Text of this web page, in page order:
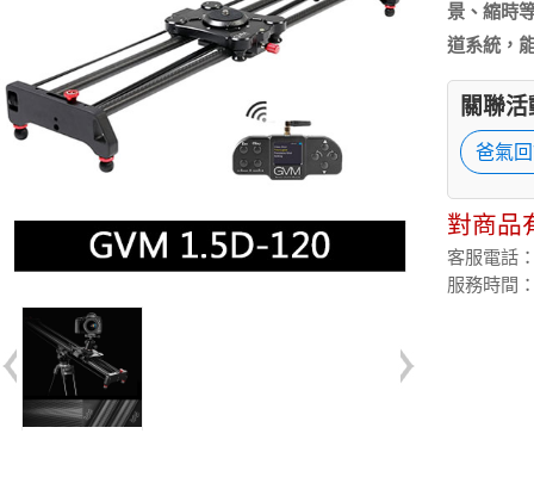
景、縮時
道系統，
關聯
爸氣
對商品
客服電話
服務時間